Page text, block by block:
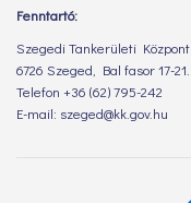
Fenntartó:
Szegedi Tankerületi Központ
6726 Szeged, Bal fasor 17-21.
Telefon +36 (62) 795-242
E-mail: szeged@kk.gov.hu